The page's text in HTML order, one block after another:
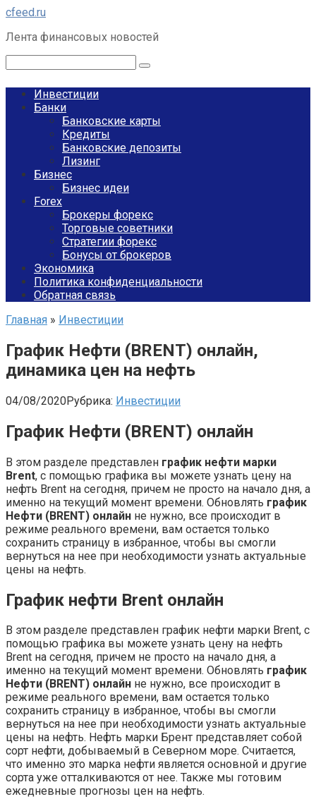
Перейти
контенту
cfeed.ru
Лента финансовых новостей
Инвестиции
Банки
Банковские карты
Кредиты
Банковские депозиты
Лизинг
Бизнес
Бизнес идеи
Forex
Брокеры форекс
Торговые советники
Стратегии форекс
Бонусы от брокеров
Экономика
Политика конфиденциальности
Обратная связь
Главная » Инвестиции
График Нефти (BRENT) онлайн,
динамика цен на нефть
04/08/2020Рубрика: Инвестиции
График Нефти (BRENT) онлайн
В этом разделе представлен график нефти марки
Brent, с помощью графика вы можете узнать цену на
нефть Brent на сегодня, причем не просто на начало дня, а
именно на текущий момент времени. Обновлять график
Нефти (BRENT) онлайн не нужно, все происходит в
режиме реального времени, вам остается только
сохранить страницу в избранное, чтобы вы смогли
вернуться на нее при необходимости узнать актуальные
цены на нефть.
График нефти Brent онлайн
В этом разделе представлен график нефти марки Brent, с
помощью графика вы можете узнать цену на нефть
Brent на сегодня, причем не просто на начало дня, а
именно на текущий момент времени. Обновлять график
Нефти (BRENT) онлайн не нужно, все происходит в
режиме реального времени, вам остается только
сохранить страницу в избранное, чтобы вы смогли
вернуться на нее при необходимости узнать актуальные
цены на нефть. Нефть марки Брент представляет собой
сорт нефти, добываемый в Северном море. Считается,
что именно это марка нефти является основной и другие
сорта уже отталкиваются от нее. Также мы готовим
ежедневные прогнозы цен на нефть.